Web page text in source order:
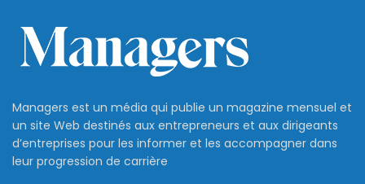
Managers est un média qui publie un magazine mensuel et
un site Web destinés aux entrepreneurs et aux dirigeants
d’entreprises pour les informer et les accompagner dans
leur progression de carrière